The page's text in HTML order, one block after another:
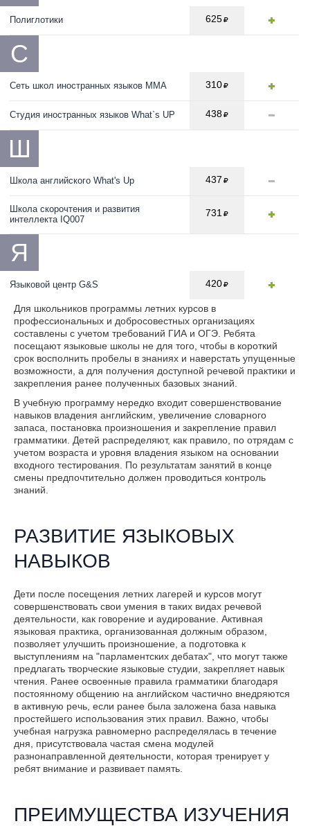
Полиглотики 625
С
Сеть школ иностранных языков ММА 310
Студия иностранных языков What`s UP 438
Ш
Школа английского What's Up 437
Школа скорочтения и развития
интеллекта IQ007
731
Я
Языковой центр G&S 420
Для школьников программы летних курсов в
профессиональных и добросовестных организациях
составлены с учетом требований ГИА и ОГЭ. Ребята
посещают языковые школы не для того, чтобы в короткий
срок восполнить пробелы в знаниях и наверстать упущенные
возможности, а для получения доступной речевой практики и
закрепления ранее полученных базовых знаний.
В учебную программу нередко входит совершенствование
навыков владения английским, увеличение словарного
запаса, постановка произношения и закрепление правил
грамматики. Детей распределяют, как правило, по отрядам с
учетом возраста и уровня владения языком на основании
входного тестирования. По результатам занятий в конце
смены предпочтительно должен проводиться контроль
знаний.
РАЗВИТИЕ ЯЗЫКОВЫХ
НАВЫКОВ
Дети после посещения летних лагерей и курсов могут
совершенствовать свои умения в таких видах речевой
деятельности, как говорение и аудирование. Активная
языковая практика, организованная должным образом,
позволяет улучшить произношение, а подготовка к
выступлениям на "парламентских дебатах", что могут также
предлагать творческие языковые студии, закрепляет навык
чтения. Ранее освоенные правила грамматики благодаря
постоянному общению на английском частично внедряются
в активную речь, если ранее была заложена база навыка
простейшего использования этих правил. Важно, чтобы
учебная нагрузка равномерно распределялась в течение
дня, присутствовала частая смена модулей
разнонаправленной деятельности, которая тренирует у
ребят внимание и развивает память.
ПРЕИМУЩЕСТВА ИЗУЧЕНИЯ